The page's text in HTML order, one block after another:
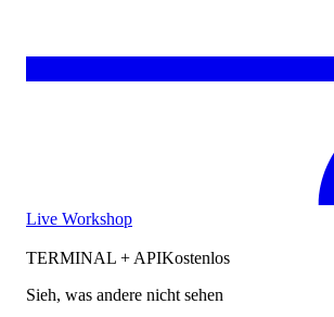
Live Workshop
TERMINAL + APIKostenlos
Sieh, was andere nicht sehen